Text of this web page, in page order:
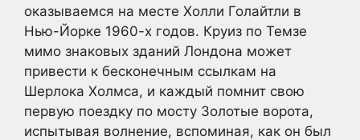
оказываемся на месте Холли Голайтли в
Нью-Йорке 1960-х годов. Круиз по Темзе
мимо знаковых зданий Лондона может
привести к бесконечным ссылкам на
Шерлока Холмса, и каждый помнит свою
первую поездку по мосту Золотые ворота,
испытывая волнение, вспоминая, как он был